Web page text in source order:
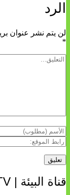
الرد
لن يتم نشر عنوان
*
قناة البيئة | Albaya TV